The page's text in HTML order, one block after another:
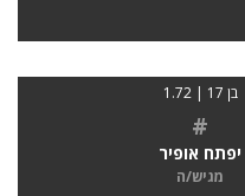
בן 17 | 1.72
#
יפתח אופיר
מגיש/ה